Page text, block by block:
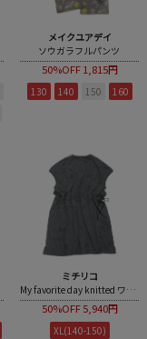
メイクユアデイ
ソウガラフルパンツ
50%OFF 1,815円
130 140 150 160
ミチリコ
My favorite day knitted ワンピース
50%OFF 5,940円
XL(140-150)